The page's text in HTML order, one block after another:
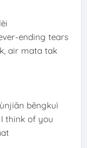
ending tears
air mata tak
bēngkuì
think of you